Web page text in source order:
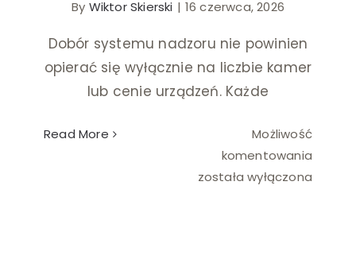
Wystrój wnętrz
By Wiktor Skierski | 16 czerwca, 2026
Dobór systemu nadzoru nie powinien
opierać się wyłącznie na liczbie kamer
lub cenie urządzeń. Każde
Read More
Możliwość
komentowania
została wyłączona